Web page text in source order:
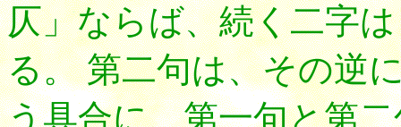
仄」ならば、続く二字
る。 第二句は、その逆
う具合に、第一句と第